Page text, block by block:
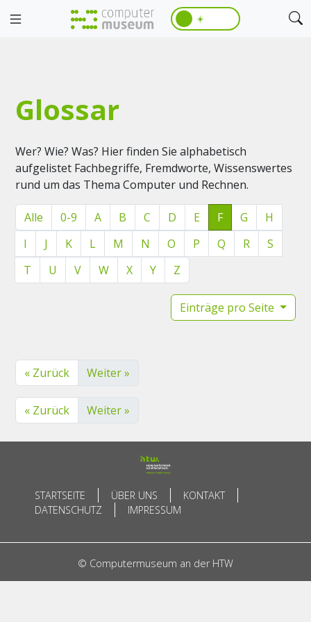
☀️
Glossar
Wer? Wie? Was? Hier finden Sie alphabetisch
aufgelistet Fachbegriffe, Fremdworte, Wissenswertes
rund um das Thema Computer und Rechnen.
Alle 0-9 A B C D E F G
H
I
J K L M N O P Q R
S
T
U V W X Y Z
Einträge pro Seite
« Zurück Weiter »
« Zurück Weiter »
STARTSEITE ÜBER UNS
KONTAKT
DATENSCHUTZ
IMPRESSUM
© Computermuseum an der HTW